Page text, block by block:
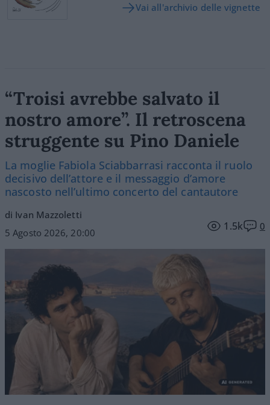
Vai all'archivio delle vignette
“Troisi avrebbe salvato il
nostro amore”. Il retroscena
struggente su Pino Daniele
La moglie Fabiola Sciabbarrasi racconta il ruolo
decisivo dell’attore e il messaggio d’amore
nascosto nell’ultimo concerto del cantautore
di Ivan Mazzoletti
5 Agosto 2026, 20:00
1.5k 0